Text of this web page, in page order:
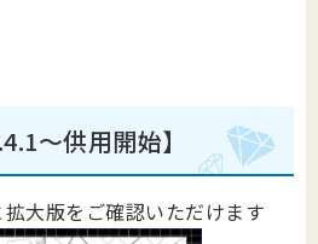
～供用開始】
大版をご確認いただけます